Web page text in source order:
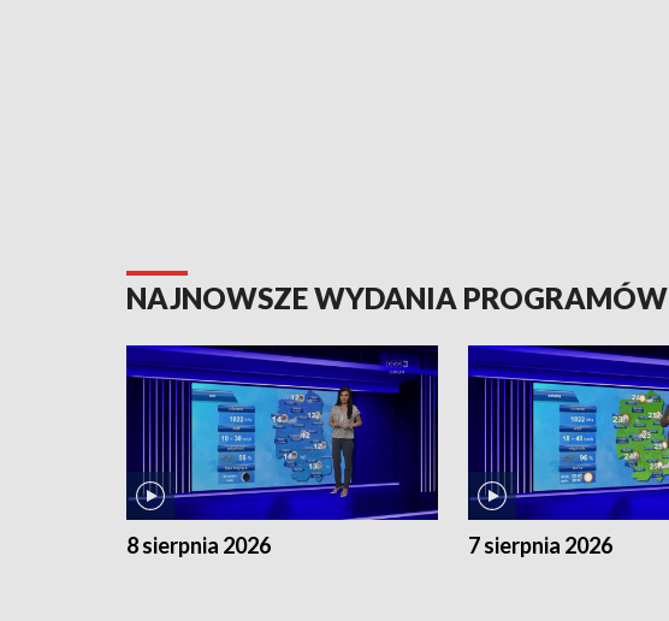
NAJNOWSZE WYDANIA PROGRAMÓW
8 sierpnia 2026 7 sierpnia 2026